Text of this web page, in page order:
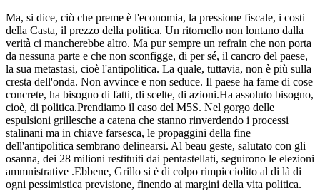
Ma, si dice, ciò che preme è l'economia, la pressione fiscale, i costi
della Casta, il prezzo della politica. Un ritornello non lontano dalla
verità ci mancherebbe altro. Ma pur sempre un refrain che non porta
da nessuna parte e che non sconfigge, di per sé, il cancro del paese,
la sua metastasi, cioè l'antipolitica. La quale, tuttavia, non è più sulla
cresta dell'onda. Non avvince e non seduce. Il paese ha fame di cose
concrete, ha bisogno di fatti, di scelte, di azioni.Ha assoluto bisogno,
cioè, di politica.Prendiamo il caso del M5S. Nel gorgo delle
espulsioni grillesche a catena che stanno rinverdendo i processi
stalinani ma in chiave farsesca, le propaggini della fine
dell'antipolitica sembrano delinearsi. Al beau geste, salutato con gli
osanna, dei 28 milioni restituiti dai pentastellati, seguirono le elezioni
ammnistrative .Ebbene, Grillo si è di colpo rimpicciolito al di là di
ogni pessimistica previsione, finendo ai margini della vita politica.